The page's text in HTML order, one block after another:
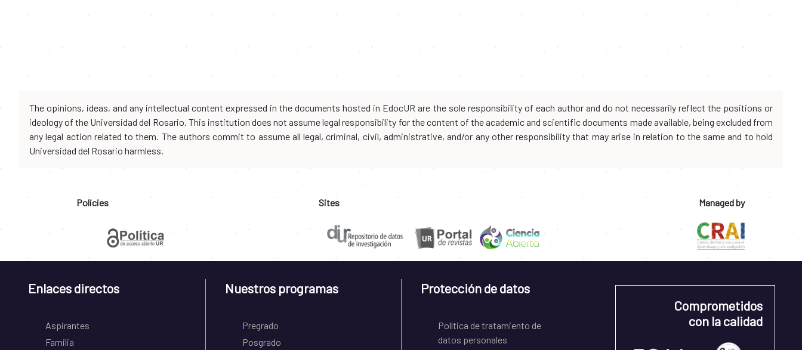
The opinions, ideas, and any intellectual content expressed in the documents hosted in EdocUR are the sole responsibility of each author and do not necessarily reflect the positions or
ideology of the Universidad del Rosario. This institution does not assume legal responsibility for the content of the academic and scientific documents made available, being excluded from
any legal action related to them. The authors commit to assume all legal, criminal, civil, administrative, and/or any other responsibility that may arise in relation to the same and to hold
Universidad del Rosario harmless.
Policies Sites Managed by
Enlaces directos
Aspirantes
Familia
Nuestros programas
Pregrado
Posgrado
Protección de datos
Política de tratamiento de
datos personales
Comprometidos
con la calidad